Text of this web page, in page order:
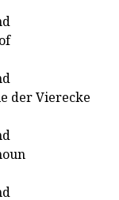
der Vierecke